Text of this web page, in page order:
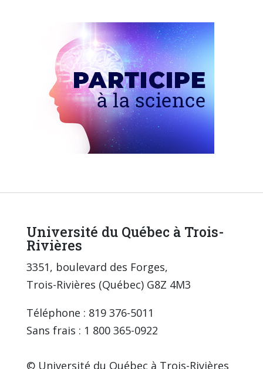
Université du Québec à Trois-
Rivières
3351, boulevard des Forges,
Trois-Rivières (Québec) G8Z 4M3
Téléphone : 819 376-5011
Sans frais : 1 800 365-0922
© Université du Québec à Trois-Rivières